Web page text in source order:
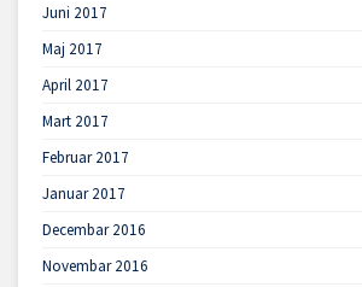
Juni 2017
Maj 2017
April 2017
Mart 2017
Februar 2017
Januar 2017
Decembar 2016
Novembar 2016